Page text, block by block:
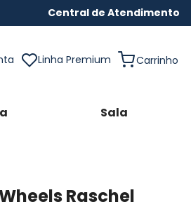
Central de Atendimento
Linha Premium
Sala
Raschel